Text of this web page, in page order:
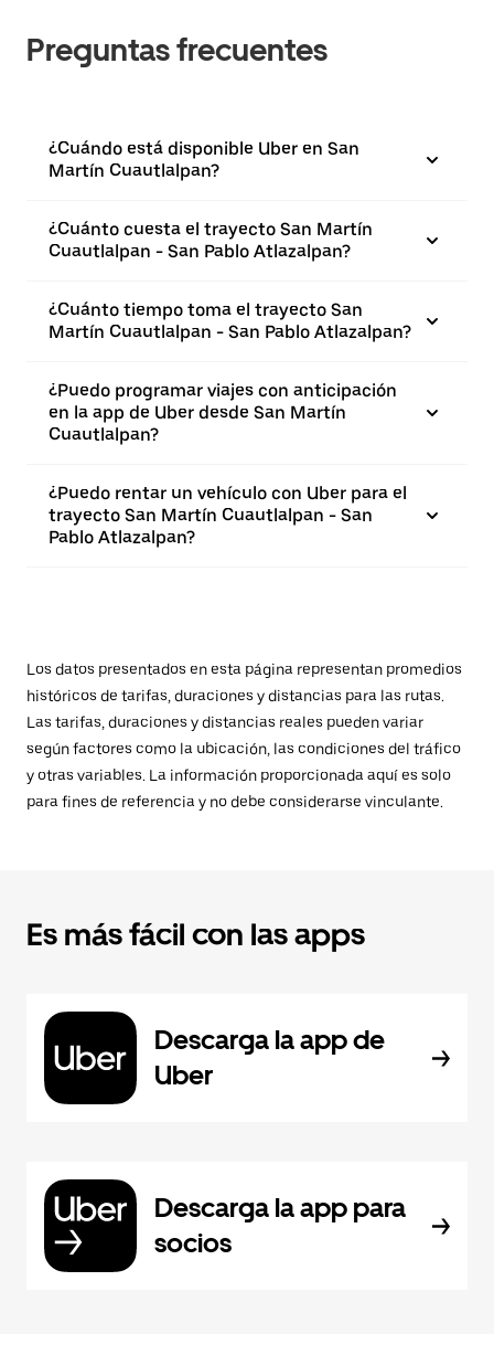
Preguntas frecuentes
¿Cuándo está disponible Uber en San
Martín Cuautlalpan?
¿Cuánto cuesta el trayecto San Martín
Cuautlalpan - San Pablo Atlazalpan?
¿Cuánto tiempo toma el trayecto San
Martín Cuautlalpan - San Pablo Atlazalpan?
¿Puedo programar viajes con anticipación
en la app de Uber desde San Martín
Cuautlalpan?
¿Puedo rentar un vehículo con Uber para el
trayecto San Martín Cuautlalpan - San
Pablo Atlazalpan?
Los datos presentados en esta página representan promedios
históricos de tarifas, duraciones y distancias para las rutas.
Las tarifas, duraciones y distancias reales pueden variar
según factores como la ubicación, las condiciones del tráfico
y otras variables. La información proporcionada aquí es solo
para fines de referencia y no debe considerarse vinculante.
Es más fácil con las apps
Descarga la app de
Uber
Descarga la app para
socios